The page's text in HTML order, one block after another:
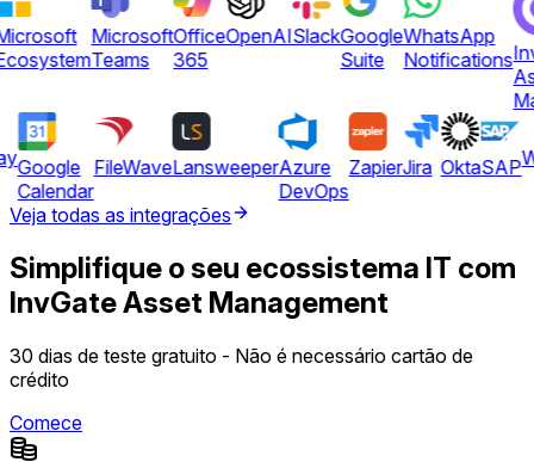
Microsoft
Teams
Office
365
OpenAISlackGoogle
Suite
WhatsApp
Notifications
Google
Calendar
FileWaveLansweeperAzure
DevOps
ZapierJira OktaSAP
Veja todas as integrações
Simplifique o seu ecossistema IT com
InvGate Asset Management
30 dias de teste gratuito - Não é necessário cartão de
crédito
Comece